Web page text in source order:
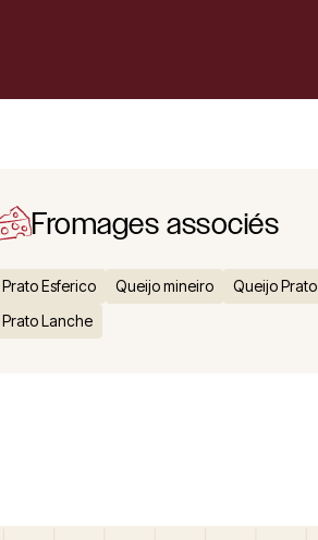
Fromages associés
Prato Esferico Queijo mineiro
Queijo Prato
Prato Lanche